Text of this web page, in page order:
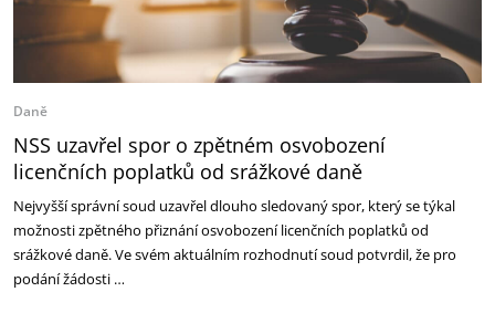
Daně
NSS uzavřel spor o zpětném osvobození
licenčních poplatků od srážkové daně
Nejvyšší správní soud uzavřel dlouho sledovaný spor, který se týkal
možnosti zpětného přiznání osvobození licenčních poplatků od
srážkové daně. Ve svém aktuálním rozhodnutí soud potvrdil, že pro
podání žádosti …